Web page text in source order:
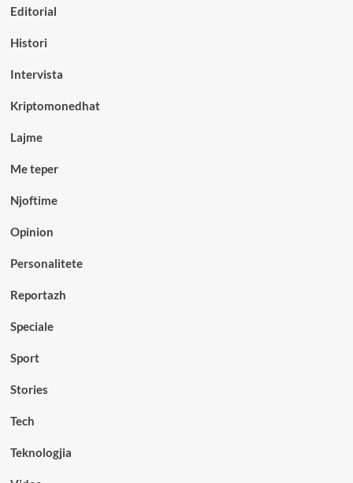
Editorial
Histori
Intervista
Kriptomonedhat
Lajme
Me teper
Njoftime
Opinion
Personalitete
Reportazh
Speciale
Sport
Stories
Tech
Teknologjia